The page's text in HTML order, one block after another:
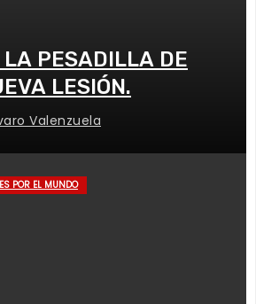
PESADILLA DE
LESIÓN.
Valenzuela
POR EL MUNDO